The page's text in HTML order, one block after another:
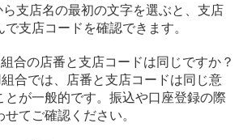
ら支店名の最初の文字を選ぶと、支店
支店コードを確認できます。
合の店番と支店コードは同じですか？
合では、店番と支店コードは同じ意
とが一般的です。振込や口座登録の際
てご確認ください。